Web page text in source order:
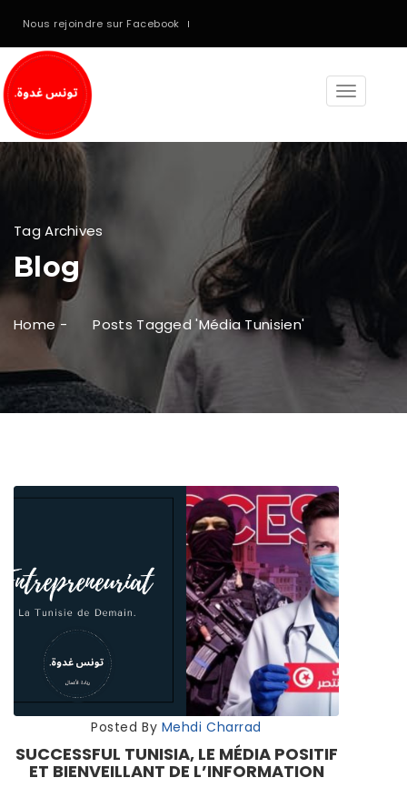
Nous rejoindre sur Facebook
Toggle
Tag Archives
Blog
Home- Posts Tagged 'média Tunisien'
Posted By Mehdi Charrad
SUCCESSFUL TUNISIA, LE MÉDIA POSITIF
ET BIENVEILLANT DE L’INFORMATION